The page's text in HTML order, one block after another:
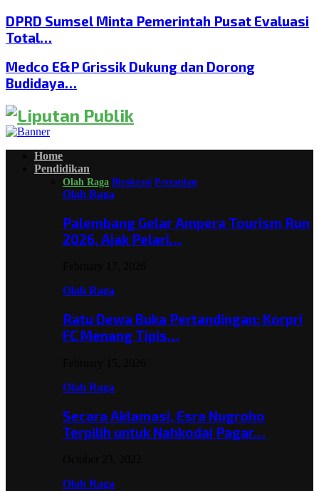
DPRD Sumsel Minta Pemerintah Pusat Evaluasi
Total…
Medco E&P Grissik Dukung dan Dorong
Budidaya…
Home
Pendidikan
Olah Raga Birokrasi Pertanian
Olah Raga
Palembang Gelar Ampera Tourism Run
2026, Ajak Pelari…
Olah Raga
Ratu Dewa Buka Pertandingan: Korpri
FC Menang Tipis…
Olah Raga
Secara Aklamasi, Esra Nugroho
Terpilih untuk Nahkodai Pagar…
Olah Raga